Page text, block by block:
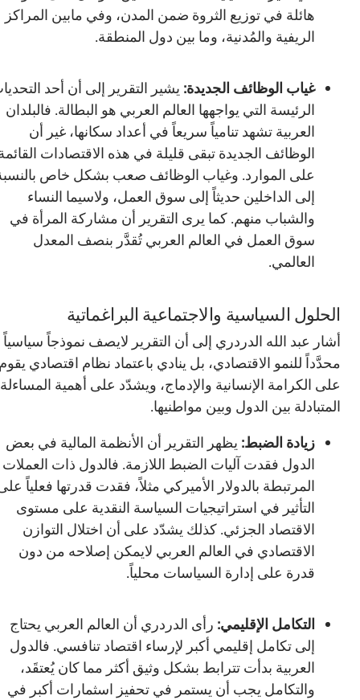
هائلة في توزيع الثروة ضمن المدن، وفي مابين المراكز
الريفية والمُدنية، وما بين دول المنطقة.
غياب الوظائف الجديدة:يشير التقرير إلى أن أحد التحديات
الرئيسة التي يواجهها العالم العربي هو البطالة. فالبلدان
العربية تشهد تنامياً سريعاً في أعداد سكانها، غير أن
الوظائف الجديدة تبقى قليلة في هذه الاقتصادات القائمة
على الموارد. وغياب الوظائف صعب بشكل خاص بالنسبة
إلى الداخلين حديثاً إلى سوق العمل، ولاسيما النساء
والشباب منهم. كما يرى التقرير أن مشاركة المرأة في
سوق العمل في العالم العربي تُقدَّر بنصف المعدل
العالمي.
الحلول السياسية والاجتماعية البراغماتية
أشار عبد الله الدردري إلى أن التقرير لايصف نموذجاً سياسياً
محدَّداً للنمو الاقتصادي، بل ينادي باعتماد نظام اقتصادي يقوم
على الكرامة الإنسانية والإدماج، ويشدّد على أهمية المساءلة
المتبادلة بين الدول وبين مواطنيها.
زيادة الضبط:يظهر التقرير أن الأنظمة المالية في بعض
الدول فقدت آليات الضبط اللازمة. فالدول ذات العملات
المرتبطة بالدولار الأميركي مثلاً، فقدت قدرتها فعلياً على
التأثير في استراتيجيات السياسة النقدية على مستوى
الاقتصاد الجزئي. كذلك يشدّد على أن اختلال التوازن
الاقتصادي في العالم العربي لايمكن إصلاحه من دون
قدرة على إدارة السياسات محلياً.
التكامل الإقليمي:رأى الدردري أن العالم العربي يحتاج
إلى تكامل إقليمي أكبر لإرساء اقتصاد تنافسي. فالدول
العربية بدأت تترابط بشكل وثيق أكثر مما كان يُعتقَد،
والتكامل يجب أن يستمر في تحفيز اسثمارات أكبر في